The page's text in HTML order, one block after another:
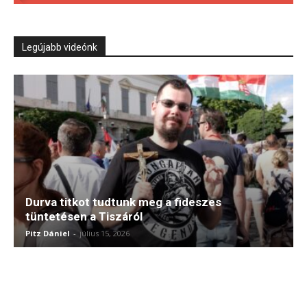
Legújabb videónk
Durva titkot tudtunk meg a fideszes
tüntetésen a Tiszáról
Pitz Dániel - július 15, 2026